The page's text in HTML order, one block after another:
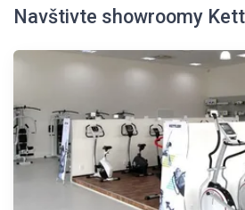
Navštivte showroomy